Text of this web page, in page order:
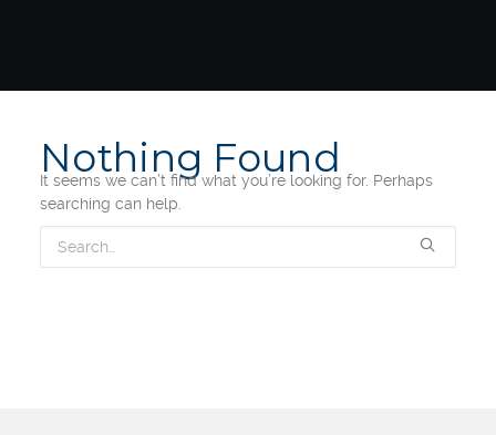
Nothing Found
It seems we can’t find what you’re looking for. Perhaps
searching can help.